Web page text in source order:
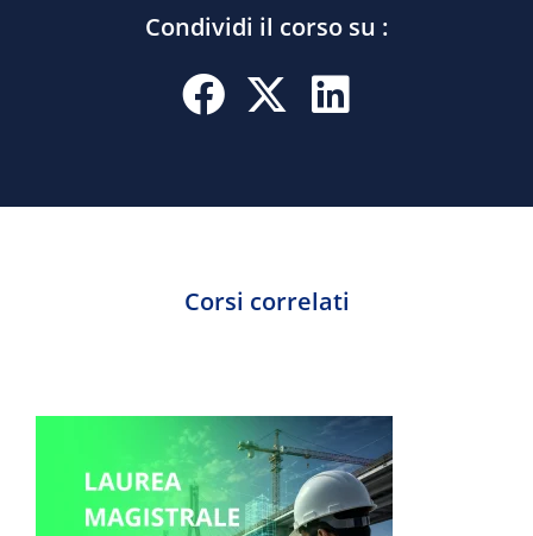
Condividi il corso su :
Corsi correlati